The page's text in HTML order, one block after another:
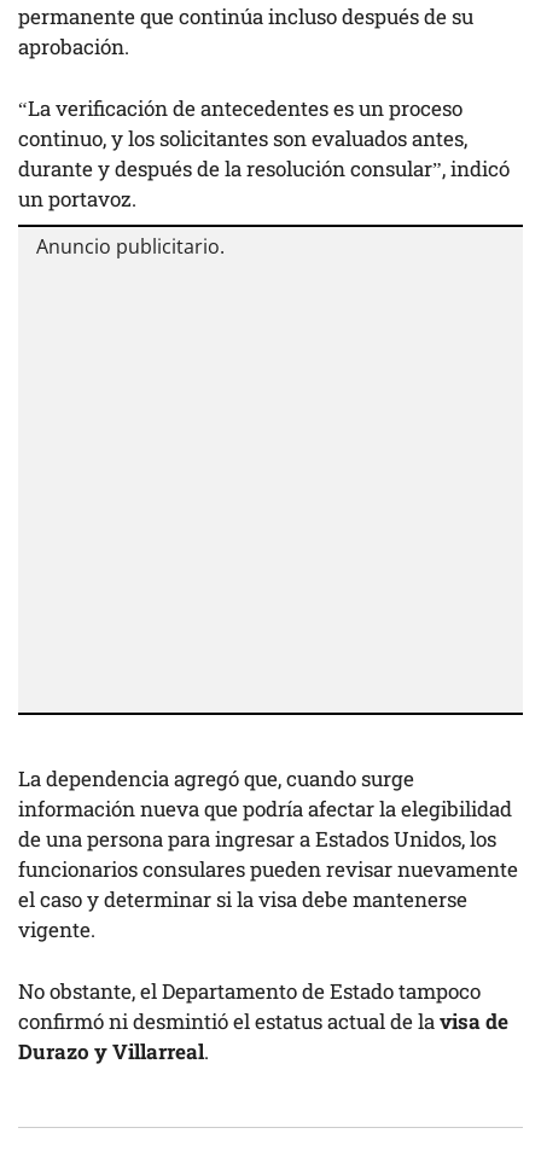
permanente que continúa incluso después de su
aprobación.
“La verificación de antecedentes es un proceso
continuo, y los solicitantes son evaluados antes,
durante y después de la resolución consular”, indicó
un portavoz.
La dependencia agregó que, cuando surge
información nueva que podría afectar la elegibilidad
de una persona para ingresar a Estados Unidos, los
funcionarios consulares pueden revisar nuevamente
el caso y determinar si la visa debe mantenerse
vigente.
No obstante, el Departamento de Estado tampoco
confirmó ni desmintió el estatus actual de lavisa de
Durazo y Villarreal.